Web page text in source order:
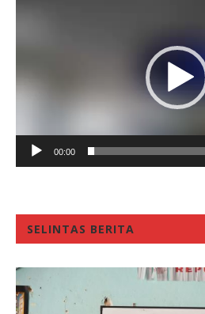
00:00
SELINTAS BERITA